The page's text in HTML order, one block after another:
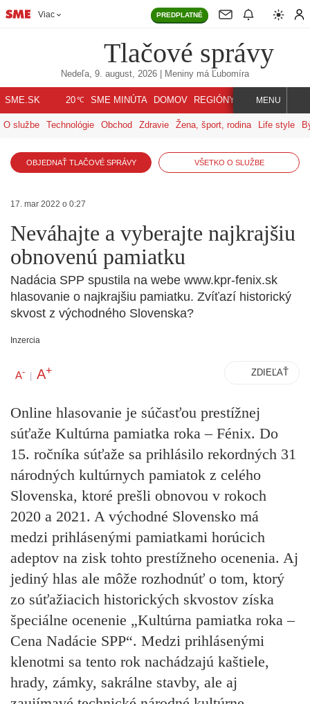
Viac PREDPLATNÉ
Tlačové správy
Nedeľa, 9. august, 2026 | Meniny má Ľubomíra
SME.SK 20℃ SME MINÚTA DOMOV REGIÓNY INDEX SVET
MENU
O službe Technológie Obchod Zdravie Žena, šport, rodina Life style
OBJEDNAŤ TLAČOVÉ SPRÁVY VŠETKO O SLUŽBE
17. mar 2022 o 0:27
Neváhajte a vyberajte najkrajšiu
obnovenú pamiatku
Nadácia SPP spustila na webe www.kpr-fenix.sk
hlasovanie o najkrajšiu pamiatku. Zvíťazí historický
skvost z východného Slovenska?
Inzercia
A- | A+ ZDIEĽAŤ
Online hlasovanie je súčasťou prestížnej
súťaže Kultúrna pamiatka roka – Fénix. Do
15. ročníka súťaže sa prihlásilo rekordných 31
národných kultúrnych pamiatok z celého
Slovenska, ktoré prešli obnovou v rokoch
2020 a 2021. A východné Slovensko má
medzi prihlásenými pamiatkami horúcich
adeptov na zisk tohto prestížneho ocenenia. Aj
jediný hlas ale môže rozhodnúť o tom, ktorý
zo súťažiacich historických skvostov získa
špeciálne ocenenie „Kultúrna pamiatka roka –
Cena Nadácie SPP“. Medzi prihlásenými
klenotmi sa tento rok nachádzajú kaštiele,
hrady, zámky, sakrálne stavby, ale aj